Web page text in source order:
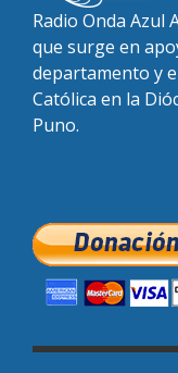
Radio Onda Azul
que surge en
departamento y
Católica en la
Puno.